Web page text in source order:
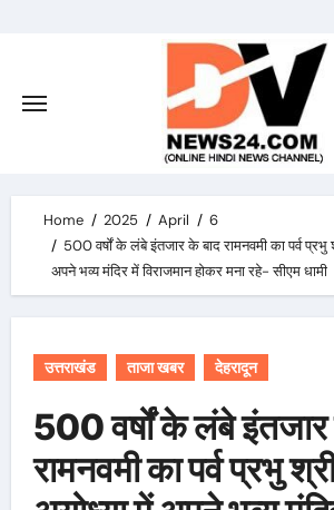
Home 2025 April
6
500 वर्षों के लंबे इंतजार के बाद रामनवमी का पर्व प्रभु
अपने भव्य मंदिर में विराजमान होकर मना रहे- सीएम धामी
उत्तराखंड ताजा खबर देहरादून
500 वर्षों के लंबे
रामनवमी का पर्व प्रभु